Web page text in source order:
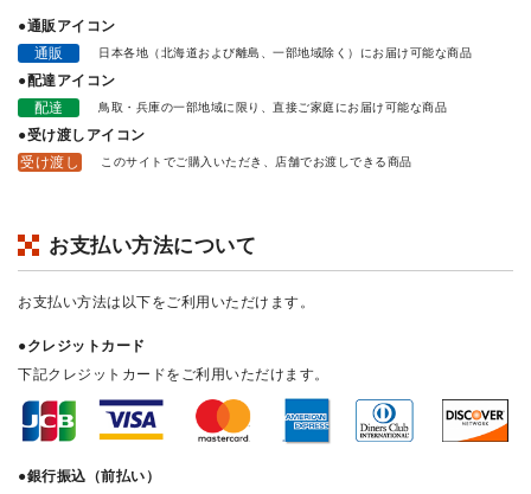
●通販アイコン
通販
日本各地（北海道および離島、一部地域除く）にお届け可能な商品
●配達アイコン
配達
鳥取・兵庫の一部地域に限り、直接ご家庭にお届け可能な商品
●受け渡しアイコン
受け渡し
このサイトでご購入いただき、店舗でお渡しできる商品
お支払い方法について
お支払い方法は以下をご利用いただけます。
●クレジットカード
下記クレジットカードをご利用いただけます。
●銀行振込（前払い）